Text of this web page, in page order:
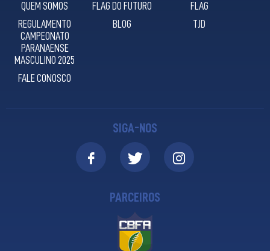
QUEM SOMOS FLAG DO FUTURO
FLAG
REGULAMENTO
CAMPEONATO
PARANAENSE
MASCULINO 2025
BLOG TJD
FALE CONOSCO
SIGA-NOS
PARCEIROS